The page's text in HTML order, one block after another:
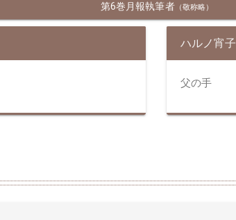
第6巻月報執筆者（敬称略）
ハルノ宵子
父の手